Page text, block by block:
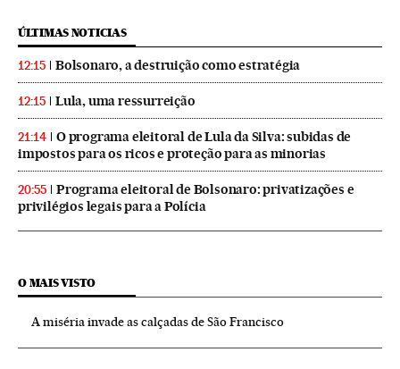
ÚLTIMAS NOTICIAS
12:15 Bolsonaro, a destruição como estratégia
12:15 Lula, uma ressurreição
21:14
O programa eleitoral de Lula da Silva: subidas de
impostos para os ricos e proteção para as minorias
20:55
Programa eleitoral de Bolsonaro: privatizações e
privilégios legais para a Polícia
O MAIS VISTO
A miséria invade as calçadas de São Francisco